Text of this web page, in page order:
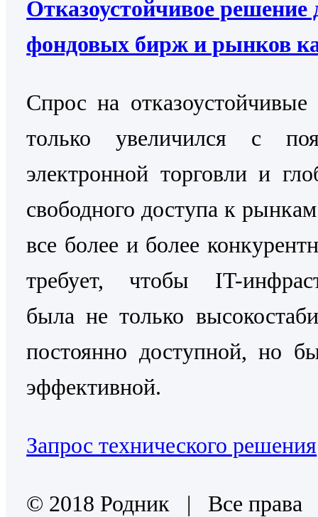
Отказоустойчивое решение
фондовых бирж и рынков
Cпрос на
только увеличился с
электронной торговли и
свободного доступа к
все более и более
требует, чтобы IT-
была не только
постоянно доступной, но
эффективной.
Запрос технического решения
© 2018 Родник | Все права